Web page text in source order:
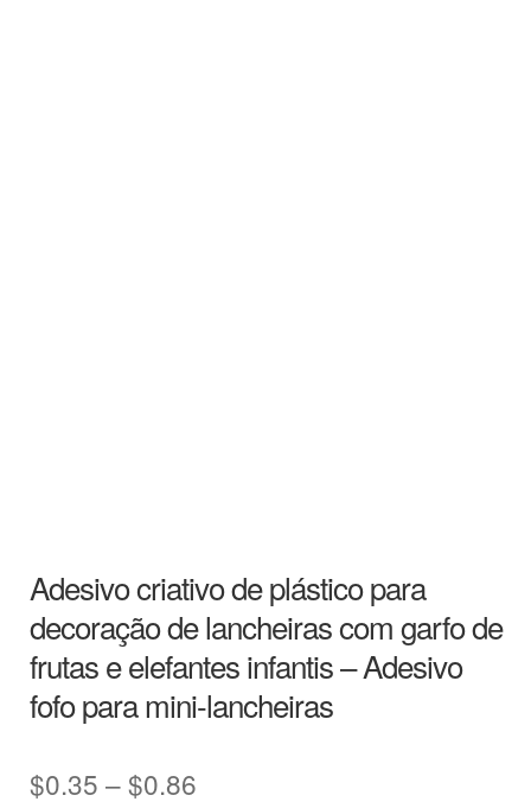
Adesivo criativo de plástico para
decoração de lancheiras com garfo de
frutas e elefantes infantis – Adesivo
fofo para mini-lancheiras
$0.35 –$0.86